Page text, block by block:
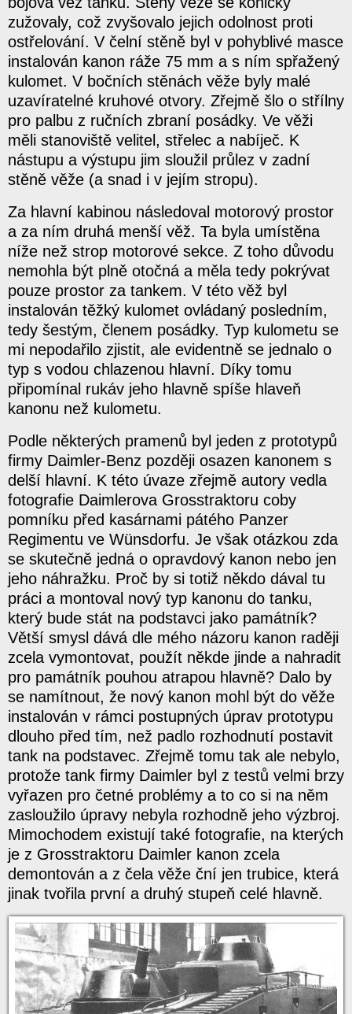
zužovaly, což zvyšovalo jejich odolnost proti
ostřelování. V čelní stěně byl v pohyblivé masce
instalován kanon ráže 75 mm a s ním spřažený
kulomet. V bočních stěnách věže byly malé
uzavíratelné kruhové otvory. Zřejmě šlo o střílny
pro palbu z ručních zbraní posádky. Ve věži
měli stanoviště velitel, střelec a nabíječ. K
nástupu a výstupu jim sloužil průlez v zadní
stěně věže (a snad i v jejím stropu).
Za hlavní kabinou následoval motorový prostor
a za ním druhá menší věž. Ta byla umístěna
níže než strop motorové sekce. Z toho důvodu
nemohla být plně otočná a měla tedy pokrývat
pouze prostor za tankem. V této věž byl
instalován těžký kulomet ovládaný posledním,
tedy šestým, členem posádky. Typ kulometu se
mi nepodařilo zjistit, ale evidentně se jednalo o
typ s vodou chlazenou hlavní. Díky tomu
připomínal rukáv jeho hlavně spíše hlaveň
kanonu než kulometu.
Podle některých pramenů byl jeden z prototypů
firmy Daimler-Benz později osazen kanonem s
delší hlavní. K této úvaze zřejmě autory vedla
fotografie Daimlerova Grosstraktoru coby
pomníku před kasárnami pátého Panzer
Regimentu ve Wünsdorfu. Je však otázkou zda
se skutečně jedná o opravdový kanon nebo jen
jeho náhražku. Proč by si totiž někdo dával tu
práci a montoval nový typ kanonu do tanku,
který bude stát na podstavci jako památník?
Větší smysl dává dle mého názoru kanon raději
zcela vymontovat, použít někde jinde a nahradit
pro památník pouhou atrapou hlavně? Dalo by
se namítnout, že nový kanon mohl být do věže
instalován v rámci postupných úprav prototypu
dlouho před tím, než padlo rozhodnutí postavit
tank na podstavec. Zřejmě tomu tak ale nebylo,
protože tank firmy Daimler byl z testů velmi brzy
vyřazen pro četné problémy a to co si na něm
zasloužilo úpravy nebyla rozhodně jeho výzbroj.
Mimochodem existují také fotografie, na kterých
je z Grosstraktoru Daimler kanon zcela
demontován a z čela věže ční jen trubice, která
jinak tvořila první a druhý stupeň celé hlavně.